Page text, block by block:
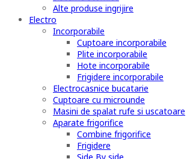
Alte produse ingrijire
Electro
Incorporabile
Cuptoare incorporabile
Plite incorporabile
Hote incorporabile
Frigidere incorporabile
Electrocasnice bucatarie
Cuptoare cu microunde
Masini de spalat rufe si uscatoare
Aparate frigorifice
Combine frigorifice
Frigidere